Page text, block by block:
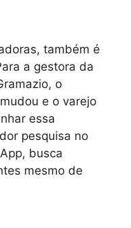
também é
a gestora da
o
e o varejo
essa
pesquisa no
busca
mesmo de